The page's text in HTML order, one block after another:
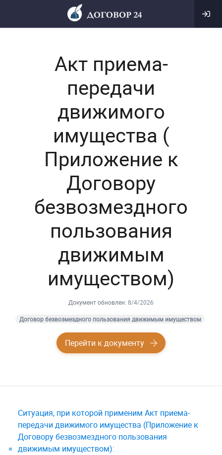
Акт приема-
передачи
движимого
имущества (
Приложение к
Договору
безвозмездного
пользования
движимым
имуществом)
Документ обновлен: 8/4/2026
Договор безвозмездного пользования движимым имуществом
Перейти к документу
Ситуация, при которой применим Акт приема-
передачи движимого имущества (Приложение к
Договору безвозмездного пользования
движимым имуществом):